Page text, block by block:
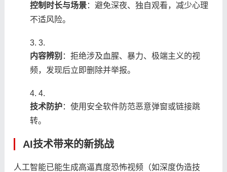
​控制时长与场景​​：避免深夜、独自观看，减少心理
不适风险。
3.
​内容辨别​ ​：拒绝涉及血腥、暴力、极端主义的视
频，发现后立即删除并举报。
4.
​技术防护​​：使用安全软件防范恶意弹窗或链接跳
转。
AI技术带来的新挑战
人工智能已能生成高逼真度恐怖视频（如深度伪造技